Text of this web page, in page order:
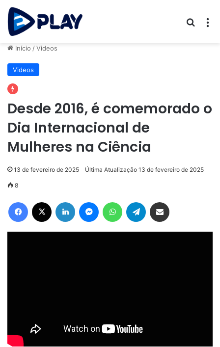
Início /Videos
Videos
Desde 2016, é comemorado o
Dia Internacional de
Mulheres na Ciência
13 de fevereiro de 2025 Última Atualização 13 de fevereiro de 2025
8
Facebook Linkedin MessengerWhatsAppTelegram